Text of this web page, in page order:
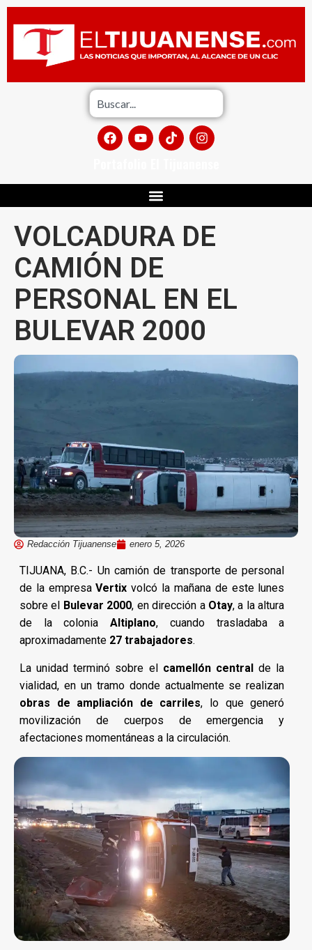
VOLCADURA DE
CAMIÓN DE
PERSONAL EN EL
BULEVAR 2000
Redacción Tijuanense enero 5, 2026
TIJUANA, B.C.- Un camión de transporte de personal
de la empresaVertix volcó la mañana de este lunes
sobre el Bulevar 2000, en dirección a Otay, a la altura
de la coloniaAltiplano, cuando trasladaba a
aproximadamente 27 trabajadores.
La unidad terminó sobre el camellón central de la
vialidad, en un tramo donde actualmente se realizan
obras de ampliación de carriles, lo que generó
movilización de cuerpos de emergencia y
afectaciones momentáneas a la circulación.